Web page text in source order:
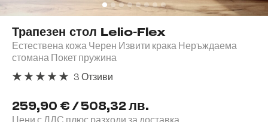
Трапезен стол Lelio-Flex
Естествена кожа Черен Извити крака Неръждаема
стомана Покет пружина
259,90 € / 508,32 лв.
3 Отзиви